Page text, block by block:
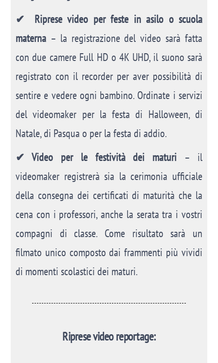
✔ Riprese video per feste in asilo o scuola
materna – la registrazione del video sarà fatta
con due camere Full HD o 4K UHD, il suono sarà
registrato con il recorder per aver possibilità di
sentire e vedere ogni bambino. Ordinate i servizi
del videomaker per la festa di Halloween, di
Natale, di Pasqua o per la festa di addio.
✔ Video per le festività dei maturi – il
videomaker registrerà sia la cerimonia ufficiale
della consegna dei certificati di maturità che la
cena con i professori, anche la serata tra i vostri
compagni di classe. Come risultato sarà un
filmato unico composto dai frammenti più vividi
di momenti scolastici dei maturi.
Riprese video reportage: